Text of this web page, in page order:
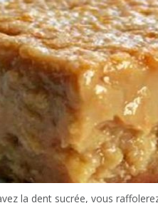
la dent sucrée, vous